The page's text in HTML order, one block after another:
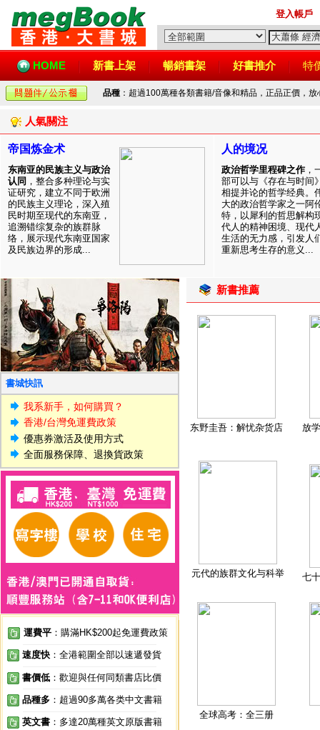
登入帳戶
HOME 新書上架 暢銷書架 好書推介 特
品種 ：超過100萬種各類書籍/音像和精品，正品正價，
人氣關注
帝国炼金术
东南亚的民族主义与政治
认同 ，整合多种理论与实
证研究，建立不同于欧洲
的民族主义理论，深入殖
民时期至现代的东南亚，
追溯错综复杂的族群脉
络，展示现代东南亚国家
及民族边界的形成...
人的境况
政治哲学里程碑之作 ，
部可以与《存在与时间
相提并论的哲学经典。
大的政治哲学家之一阿
特，以犀利的哲思解构
代人的精神困境、现代
生活的无力感，引发人
重新思考生存的意义...
書城快訊
我系新手，如何購買？
香港/台灣免運費政策
優惠券激活及使用方式
全面服務保障、退換貨政策
運費平 ：購滿HK$200起免運費政策
速度快 ：全港範圍全部以速遞發貨
書價低 ：歡迎與任何同類書店比價
品種多 ：超過90多萬各类中文書籍
英文書 ：多達20萬種英文原版書籍
新書推薦
东野圭吾：解忧杂货店 放
元代的族群文化与科举 七
全球高考：全三册